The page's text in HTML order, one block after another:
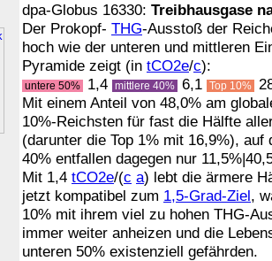
dpa-Globus 16330: Treibhausgase
Der Prokopf- THG-Ausstoß der
hoch wie der unteren und mittleren
Pyramide zeigt (in tCO2e/c):
untere 50% 1,4 mittlere 40% 6,1 Top 10%
Mit einem Anteil von 48,0% am
10%-Reichsten für fast die Hälfte
(darunter die Top 1% mit 16,9%),
40% entfallen dagegen nur
Mit 1,4 tCO2e/(c a) lebt die ärmere
jetzt kompatibel zum 1,5-Grad-Ziel,
10% mit ihrem viel zu hohen THG-
immer weiter anheizen und die
unteren 50% existenziell gefährden.